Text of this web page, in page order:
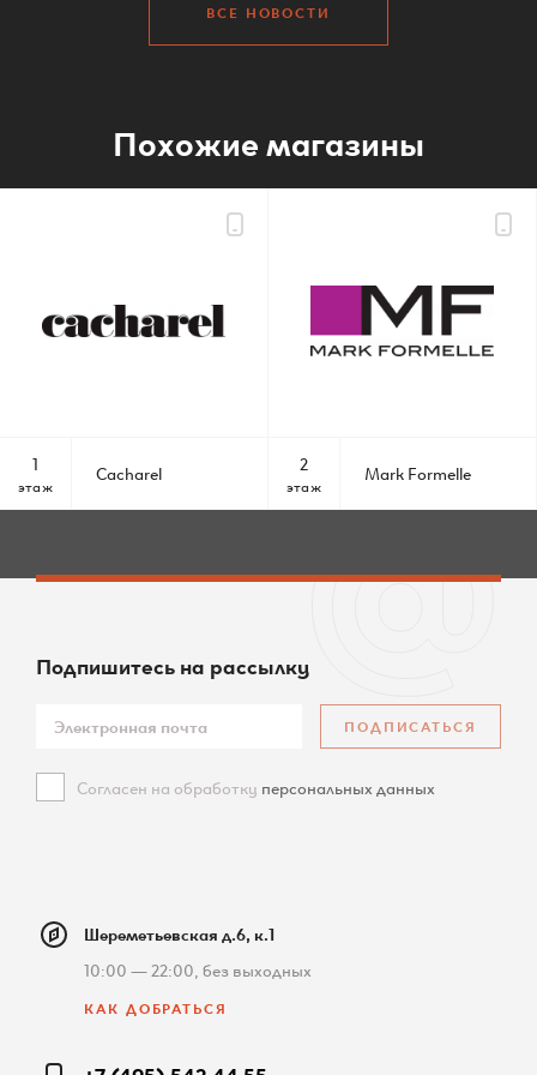
ВСЕ НОВОСТИ
Похожие магазины
1
этаж Cacharel 2
этаж Mark Formelle
Подпишитесьна рассылку
ПОДПИСАТЬСЯ
Согласен на обработку персональных данных
Шереметьевская д.6, к.1
10:00 — 22:00, без выходных
КАК ДОБРАТЬСЯ